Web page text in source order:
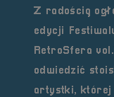
Z radością
edycji
RetroSfera
odwiedzić
artystki, której